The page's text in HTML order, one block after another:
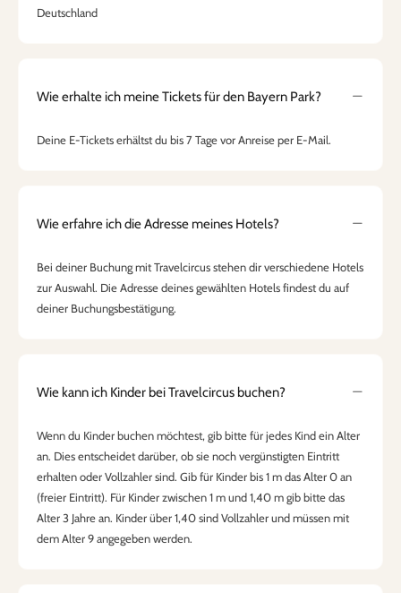
Deutschland
Wie erhalte ich meine Tickets für den Bayern Park?
Deine E-Tickets erhältst du bis 7 Tage vor Anreise per E-Mail.
Wie erfahre ich die Adresse meines Hotels?
Bei deiner Buchung mit Travelcircus stehen dir verschiedene Hotels
zur Auswahl. Die Adresse deines gewählten Hotels findest du auf
deiner Buchungsbestätigung.
Wie kann ich Kinder bei Travelcircus buchen?
Wenn du Kinder buchen möchtest, gib bitte für jedes Kind ein Alter
an. Dies entscheidet darüber, ob sie noch vergünstigten Eintritt
erhalten oder Vollzahler sind. Gib für Kinder bis 1 m das Alter 0 an
(freier Eintritt). Für Kinder zwischen 1 m und 1,40 m gib bitte das
Alter 3 Jahre an. Kinder über 1,40 sind Vollzahler und müssen mit
dem Alter 9 angegeben werden.